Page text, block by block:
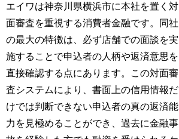
エイワは神奈川県横浜市に本社を置く対
面審査を重視する消費者金融です。同社
の最大の特徴は、必ず店舗での面談を実
施することで申込者の人柄や返済意思を
直接確認する点にあります。この対面審
査システムにより、書面上の信用情報だ
けでは判断できない申込者の真の返済能
力を見極めることができ、過去に金融事